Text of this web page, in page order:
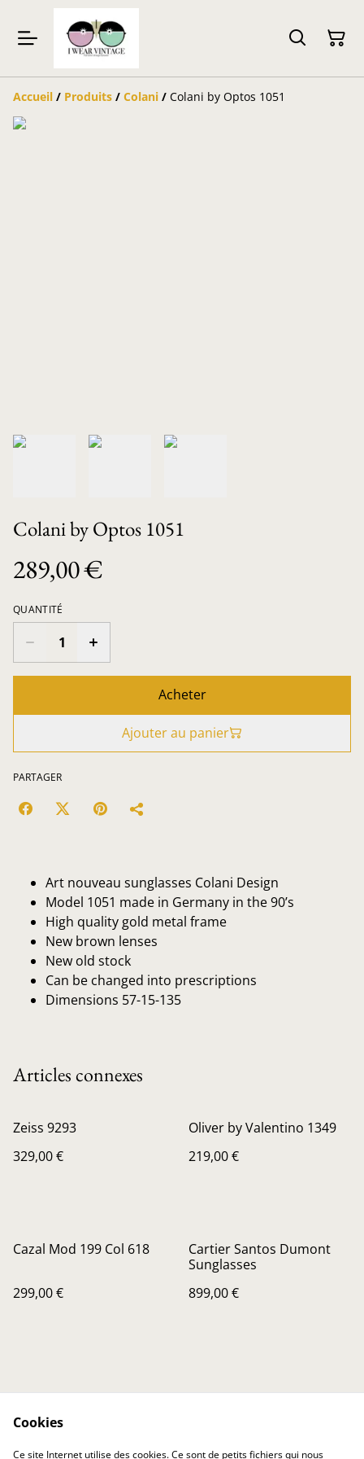
Accueil / Produits / Colani / Colani by Optos 1051
Colani by Optos 1051
289,00 €
QUANTITÉ
Acheter
Ajouter au panier
PARTAGER
Art nouveau sunglasses Colani Design
Model 1051 made in Germany in the 90’s
High quality gold metal frame
New brown lenses
New old stock
Can be changed into prescriptions
Dimensions 57-15-135
Articles connexes
Zeiss 9293
329,00 €
Oliver by Valentino 1349
219,00 €
Cazal Mod 199 Col 618
299,00 €
Cartier Santos Dumont
Sunglasses
899,00 €
Cookies
Ce site Internet utilise des cookies. Ce sont de petits fichiers qui nous